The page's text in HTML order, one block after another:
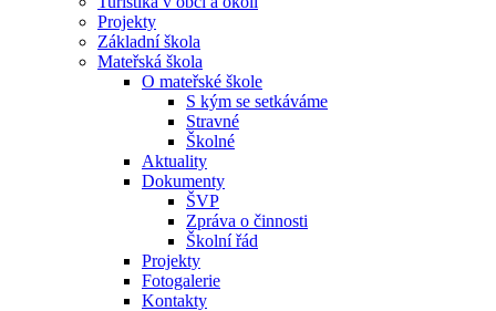
Projekty
Základní škola
Mateřská škola
O mateřské škole
S kým se setkáváme
Stravné
Školné
Aktuality
Dokumenty
ŠVP
Zpráva o činnosti
Školní řád
Projekty
Fotogalerie
Kontakty